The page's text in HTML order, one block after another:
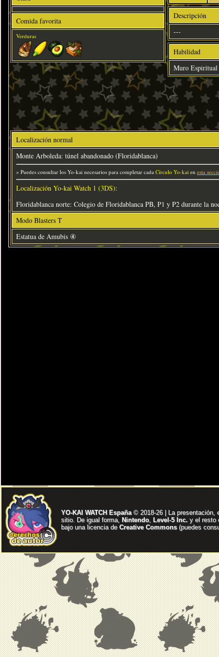
Comida favorita
Verduras
Descripción
---
Habilidad
Muro Espiritual
Localización normal
Monte Arboleda: túnel abandonado (Floridablanca)
» Puedes consultar los Yo-kai necesarios para completar cada Círculo Yo-kai en esta
Localización Yo-kai Watch 1 (3DS):
Floridablanca norte: Colegio de Floridablanca PB, P1 y P2 durante la
Modo Blasters T
Estatua de Amubis ④
YO-KAI WATCH España© 2018-26 | La presentación,
sitio. De igual forma, Nintendo, Level-5 Inc. y el resto
bajo una licencia deCreative Commons(puedes